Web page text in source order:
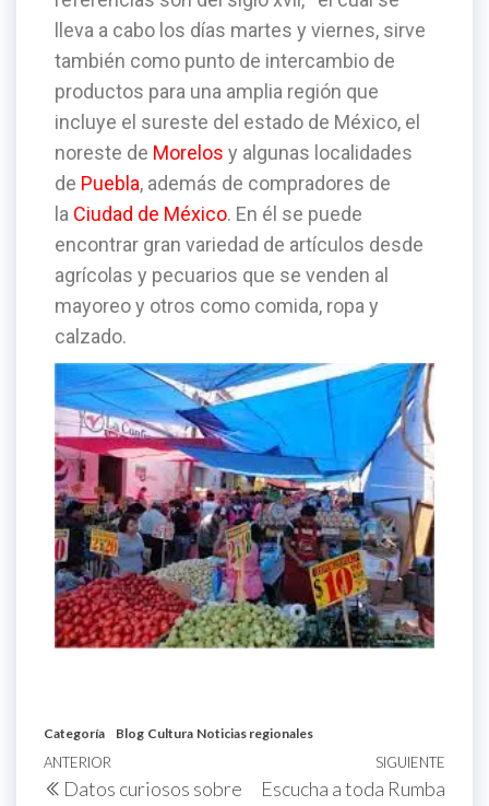
lleva a cabo los días martes y viernes, sirve
también como punto de intercambio de
productos para una amplia región que
incluye el sureste del estado de México, el
noreste de Morelos y algunas localidades
de Puebla, además de compradores de
la Ciudad de México. En él se puede
encontrar gran variedad de artículos desde
agrícolas y pecuarios que se venden al
mayoreo y otros como comida, ropa y
calzado.
Categoría Blog Cultura Noticias regionales
ANTERIOR
Datos curiosos sobre
SIGUIENTE
Escucha a toda Rumba